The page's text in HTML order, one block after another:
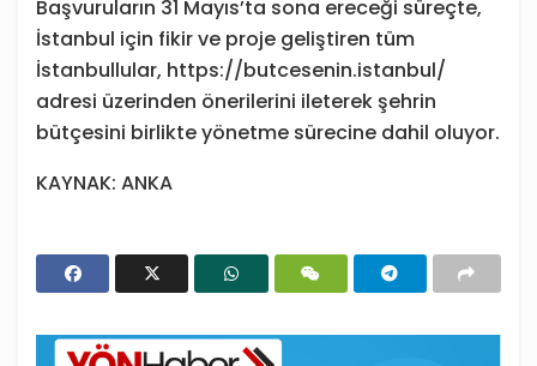
Başvuruların 31 Mayıs’ta sona ereceği süreçte,
İstanbul için fikir ve proje geliştiren tüm
İstanbullular, https://butcesenin.istanbul/
adresi üzerinden önerilerini ileterek şehrin
bütçesini birlikte yönetme sürecine dahil oluyor.
KAYNAK: ANKA